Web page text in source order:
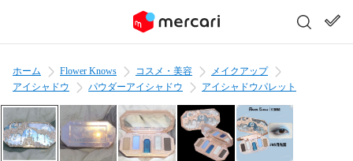
ホーム Flower Knows コスメ・美容
メイクアップ
アイシャドウ
パウダーアイシャドウ アイシャドウパレット